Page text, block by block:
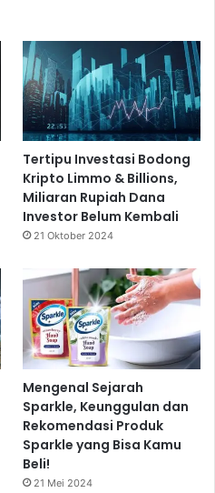
Tertipu Investasi Bodong
Kripto Limmo & Billions,
Miliaran Rupiah Dana
Investor Belum Kembali
21 Oktober 2024
Mengenal Sejarah
Sparkle, Keunggulan dan
Rekomendasi Produk
Sparkle yang Bisa Kamu
Beli!
21 Mei 2024